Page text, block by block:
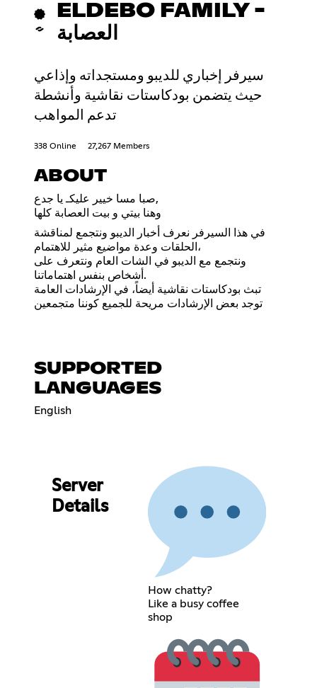
ELDEBO FAMILY -
العصابة
سيرفر إخباري للديبو ومستجداته وإذاعي
حيث يتضمن بودكاستات نقاشية وأنشطة
تدعم المواهب
338 Online 27,267 Members
ABOUT
صبا مسا خيير عليكـ يا جدع,
وهنا بيتي و بيت العصابة كلها
في هذا السيرفر نعرف أخبار الديبو ونتجمع لمناقشة
الحلقات وعدة مواضيع مثير للاهتمام،
ونتجمع مع الديبو في الشات العام ونتعرف على
أشخاص بنفس اهتماماتنا.
تبث بودكاستات نقاشية أيضاً، في الإرشادات العامة
توجد بعض الإرشادات مريحة للجميع كوننا متجمعين
SUPPORTED
LANGUAGES
English
Server
Details
How chatty?
Like a busy coffee
shop